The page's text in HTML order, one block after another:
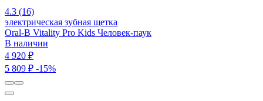
4.3 (16)
электрическая зубная щетка
Oral-B Vitality Pro Kids Человек-паук
В наличии
4 920 ₽
5 809 ₽ -15%